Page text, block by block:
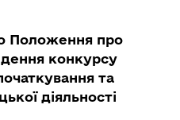
Положення про
конкурсу
та
діяльності